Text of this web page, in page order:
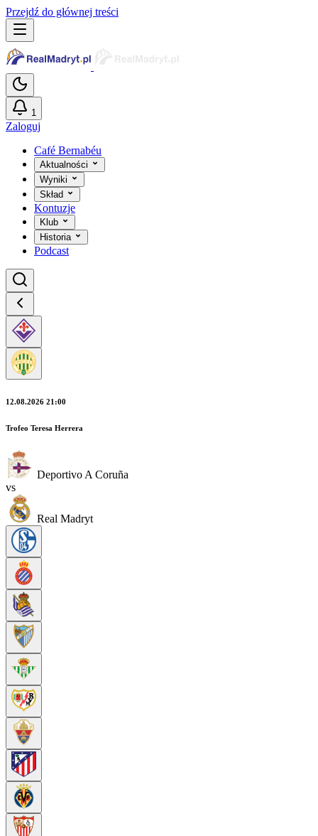
Przejdź do głównej treści
1
Zaloguj
Café Bernabéu
Aktualności
Wyniki
Skład
Kontuzje
Klub
Historia
Podcast
12.08.2026 21:00
Trofeo Teresa Herrera
Deportivo A Coruña
vs
Real Madryt